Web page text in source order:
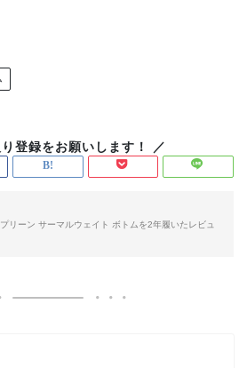
リーン サーマルウェイト ボトムを2年履いたレビュ